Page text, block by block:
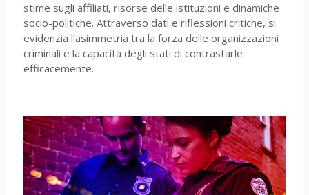
stime sugli affiliati, risorse delle istituzioni e dinamiche
socio-politiche. Attraverso dati e riflessioni critiche, si
evidenzia l’asimmetria tra la forza delle organizzazioni
criminali e la capacità degli stati di contrastarle
efficacemente.